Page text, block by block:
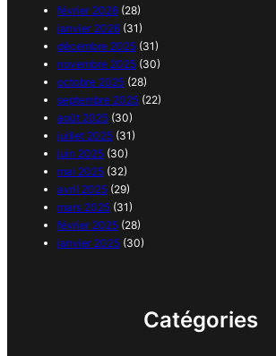
février 2026 (28)
janvier 2026 (31)
décembre 2025 (31)
novembre 2025 (30)
octobre 2025 (28)
septembre 2025 (22)
août 2025 (30)
juillet 2025 (31)
juin 2025 (30)
mai 2025 (32)
avril 2025 (29)
mars 2025 (31)
février 2025 (28)
janvier 2025 (30)
Catégories